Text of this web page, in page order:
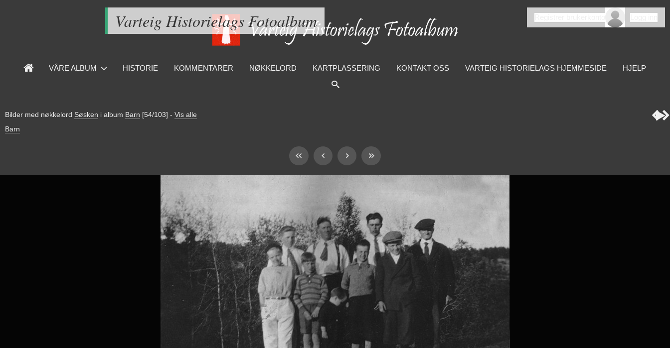
Varteig Historielags Fotoalbum
VÅRE ALBUM HISTORIE KOMMENTARER NØKKELORD KARTPLASSERING KONTAKT OSS VARTEIG HISTORIELAGS HJEMMESIDE HJELP
Bilder med nøkkelord Søsken i album Barn [54/103] - Vis alle
Barn
